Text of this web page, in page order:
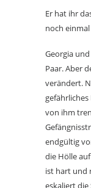
Er hat ihr
noch
Georgia
Paar. Aber
verändert.
von ihm
endgültig
die Hölle
ist hart und
eskaliert